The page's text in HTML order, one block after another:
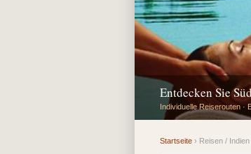
Entdecken Sie
Individuelle Reiserouten ·
Startseite › Reisen /